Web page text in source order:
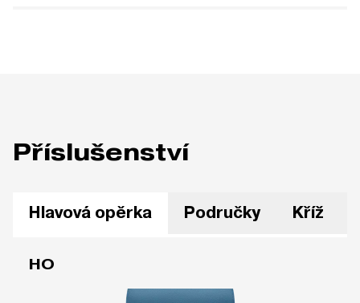
Příslušenství
Hlavová opěrka Područky Kříž
HO